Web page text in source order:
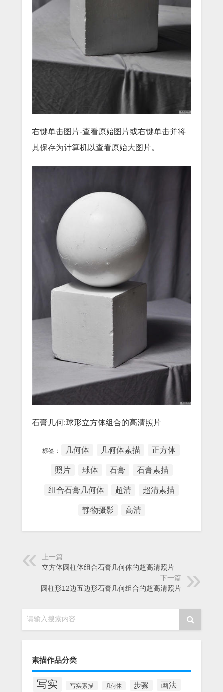
右键单击图片-查看原始图片或右键单击并将
其保存为计算机以查看原始大图片。
石膏几何:球形立方体组合的高清照片
标签： 几何体 几何体素描 正方体
照片 球体 石膏 石膏素描
组合石膏几何体 超清 超清素描
静物摄影 高清
上一篇
立方体圆柱体组合石膏几何体的超高清照片
下一篇
圆柱形12边五边形石膏几何组合的超高清照片
请输入搜索内容
素描作品分类
写实 写实素描 几何体 步骤 画法